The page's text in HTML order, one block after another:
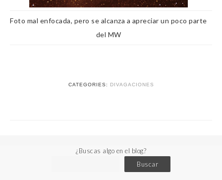
Foto mal enfocada, pero se alcanza a apreciar un poco parte
del MW
CATEGORIES: DIVAGACIONES
¿Buscas algo en el blog?
Buscar